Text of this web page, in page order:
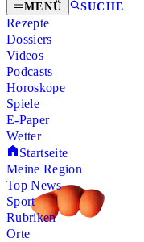
MENÜ SUCHE
Rezepte
Dossiers
Videos
Podcasts
Horoskope
Spiele
E-Paper
Wetter
Startseite
Meine Region
Top News
Sport
Rubriken
Orte